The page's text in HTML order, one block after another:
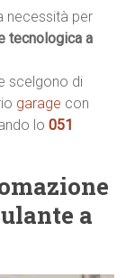
necessità per
tecnologica a
scelgono di
garage con
lo051
a